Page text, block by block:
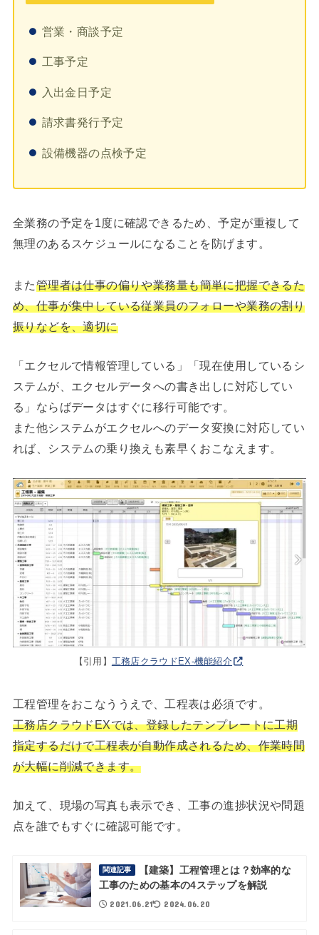
営業・商談予定
工事予定
入出金日予定
請求書発行予定
設備機器の点検予定
全業務の予定を1度に確認できるため、予定が重複して
無理のあるスケジュールになることを防げます。
また管理者は仕事の偏りや業務量も簡単に把握できるた
め、仕事が集中している従業員のフォローや業務の割り
振りなどを、適切に
「エクセルで情報管理している」「現在使用しているシ
ステムが、エクセルデータへの書き出しに対応してい
る」ならばデータはすぐに移行可能です。
また他システムがエクセルへのデータ変換に対応してい
れば、システムの乗り換えも素早くおこなえます。
【引用】 工務店クラウドEX-機能紹介
工程管理をおこなううえで、工程表は必須です。
工務店クラウドEXでは、登録したテンプレートに工期
指定するだけで工程表が自動作成されるため、作業時間
が大幅に削減できます。
加えて、現場の写真も表示でき、工事の進捗状況や問題
点を誰でもすぐに確認可能です。
関連記事
【建築】工程管理とは？効率的な
工事のための基本の4ステップを解説
2021.06.21 2024.06.20